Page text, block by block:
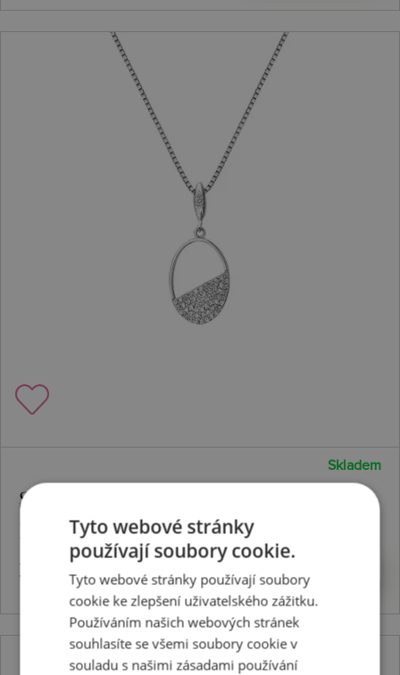
Skladem
Stříbrný přívěsek Horizon Topaz
DP767
3224 Kč
Koupit
Tyto webové stránky
používají soubory cookie.
Tyto webové stránky používají soubory
cookie ke zlepšení uživatelského zážitku.
Používáním našich webových stránek
souhlasíte se všemi soubory cookie v
souladu s našimi zásadami používání